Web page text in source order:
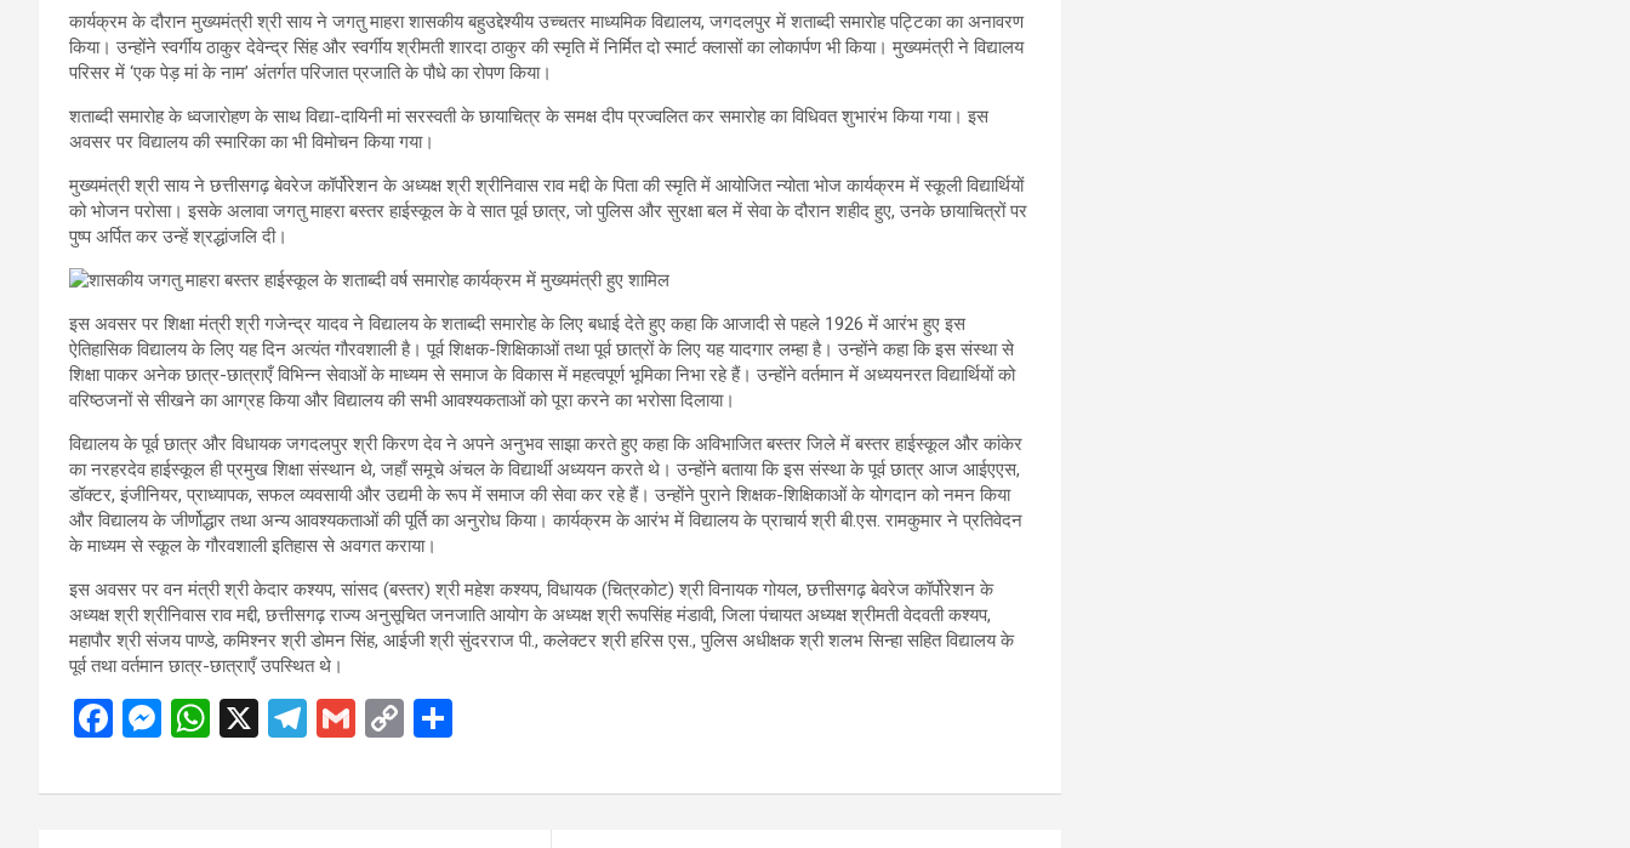
कार्यक्रम के दौरान मुख्यमंत्री श्री साय ने जगतु माहरा शासकीय बहुउद्देश्यीय उच्चतर माध्यमिक विद्यालय, जगदलपुर में शताब्दी समारोह पट्टिका का अनावरण
किया। उन्होंने स्वर्गीय ठाकुर देवेन्द्र सिंह और स्वर्गीय श्रीमती शारदा ठाकुर की स्मृति में निर्मित दो स्मार्ट क्लासों का लोकार्पण भी किया। मुख्यमंत्री ने विद्यालय
परिसर में ‘एक पेड़ मां के नाम’ अंतर्गत परिजात प्रजाति के पौधे का रोपण किया।
शताब्दी समारोह के ध्वजारोहण के साथ विद्या-दायिनी मां सरस्वती के छायाचित्र के समक्ष दीप प्रज्वलित कर समारोह का विधिवत शुभारंभ किया गया। इस
अवसर पर विद्यालय की स्मारिका का भी विमोचन किया गया।
मुख्यमंत्री श्री साय ने छत्तीसगढ़ बेवरेज कॉर्पोरेशन के अध्यक्ष श्री श्रीनिवास राव मद्दी के पिता की स्मृति में आयोजित न्योता भोज कार्यक्रम में स्कूली विद्यार्थियों
को भोजन परोसा। इसके अलावा जगतु माहरा बस्तर हाईस्कूल के वे सात पूर्व छात्र, जो पुलिस और सुरक्षा बल में सेवा के दौरान शहीद हुए, उनके छायाचित्रों पर
पुष्प अर्पित कर उन्हें श्रद्धांजलि दी।
इस अवसर पर शिक्षा मंत्री श्री गजेन्द्र यादव ने विद्यालय के शताब्दी समारोह के लिए बधाई देते हुए कहा कि आजादी से पहले 1926 में आरंभ हुए इस
ऐतिहासिक विद्यालय के लिए यह दिन अत्यंत गौरवशाली है। पूर्व शिक्षक-शिक्षिकाओं तथा पूर्व छात्रों के लिए यह यादगार लम्हा है। उन्होंने कहा कि इस संस्था से
शिक्षा पाकर अनेक छात्र-छात्राएँ विभिन्न सेवाओं के माध्यम से समाज के विकास में महत्वपूर्ण भूमिका निभा रहे हैं। उन्होंने वर्तमान में अध्ययनरत विद्यार्थियों को
वरिष्ठजनों से सीखने का आग्रह किया और विद्यालय की सभी आवश्यकताओं को पूरा करने का भरोसा दिलाया।
विद्यालय के पूर्व छात्र और विधायक जगदलपुर श्री किरण देव ने अपने अनुभव साझा करते हुए कहा कि अविभाजित बस्तर जिले में बस्तर हाईस्कूल और कांकेर
का नरहरदेव हाईस्कूल ही प्रमुख शिक्षा संस्थान थे, जहाँ समूचे अंचल के विद्यार्थी अध्ययन करते थे। उन्होंने बताया कि इस संस्था के पूर्व छात्र आज आईएएस,
डॉक्टर, इंजीनियर, प्राध्यापक, सफल व्यवसायी और उद्यमी के रूप में समाज की सेवा कर रहे हैं। उन्होंने पुराने शिक्षक-शिक्षिकाओं के योगदान को नमन किया
और विद्यालय के जीर्णोद्धार तथा अन्य आवश्यकताओं की पूर्ति का अनुरोध किया। कार्यक्रम के आरंभ में विद्यालय के प्राचार्य श्री बी.एस. रामकुमार ने प्रतिवेदन
के माध्यम से स्कूल के गौरवशाली इतिहास से अवगत कराया।
इस अवसर पर वन मंत्री श्री केदार कश्यप, सांसद (बस्तर) श्री महेश कश्यप, विधायक (चित्रकोट) श्री विनायक गोयल, छत्तीसगढ़ बेवरेज कॉर्पोरेशन के
अध्यक्ष श्री श्रीनिवास राव मद्दी, छत्तीसगढ़ राज्य अनुसूचित जनजाति आयोग के अध्यक्ष श्री रूपसिंह मंडावी, जिला पंचायत अध्यक्ष श्रीमती वेदवती कश्यप,
महापौर श्री संजय पाण्डे, कमिश्नर श्री डोमन सिंह, आईजी श्री सुंदरराज पी., कलेक्टर श्री हरिस एस., पुलिस अधीक्षक श्री शलभ सिन्हा सहित विद्यालय के
पूर्व तथा वर्तमान छात्र-छात्राएँ उपस्थित थे।
F
ce
M
se
W
at
X
T
e
G
ail
C
py ar